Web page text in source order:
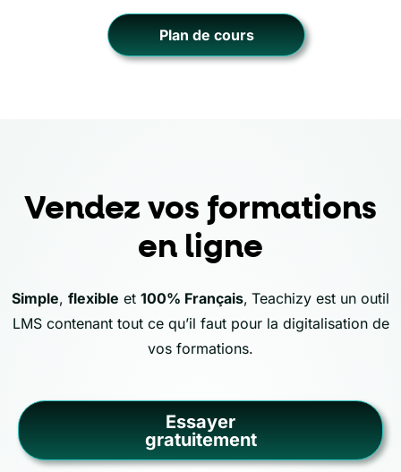
Plan de cours
Vendez vos formations
en ligne
Simple, flexible et 100% Français, Teachizy est un outil
LMS contenant tout ce qu’il faut pour la digitalisation de
vos formations.
Essayer
gratuitement